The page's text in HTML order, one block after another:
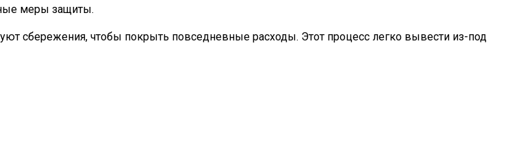
меры защиты.
сбережения, чтобы покрыть повседневные расходы. Этот процесс легко вывести из-под